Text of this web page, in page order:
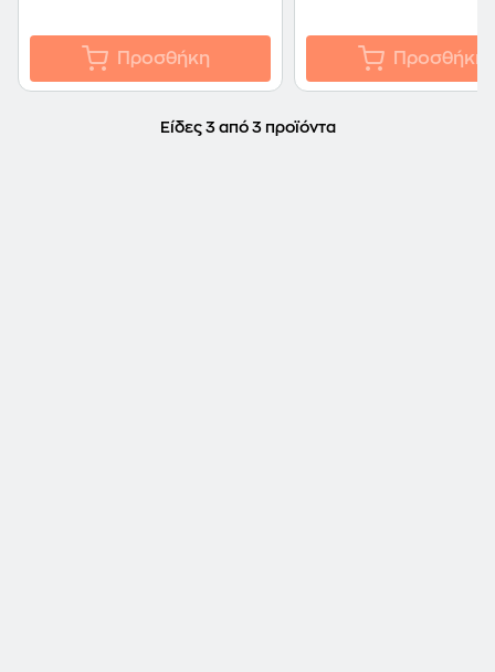
Προσθήκη Προσθήκη
Είδες 3 από 3 προϊόντα